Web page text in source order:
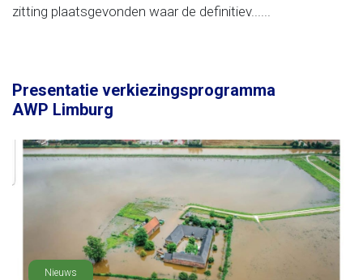
zitting plaatsgevonden waar de definitiev......
Presentatie verkiezingsprogramma
AWP Limburg
Nieuws